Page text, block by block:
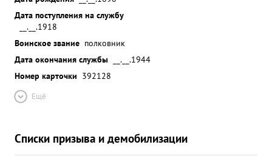
Дата поступления на службу
__.__.1918
Воинское звание полковник
Дата окончания службы
__.__.1944
Номер карточки 392128
Ещё
Списки призыва и демобилизации